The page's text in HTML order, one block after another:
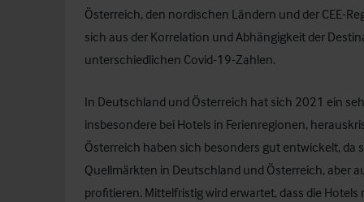
Österreich, den nordischen Ländern und der CEE-
sich aus der Korrelation und Abhängigkeit der
unterschiedlichen Covid-19-Zahlen.
In Deutschland und Österreich hat sich 2021 ein
insbesondere bei Hotels in Ferienregionen,
Österreich haben sich besonders gut entwickelt, da
Quellmärkten in Deutschland und Österreich, aber
profitieren. Mittelfristig wird erwartet, dass die